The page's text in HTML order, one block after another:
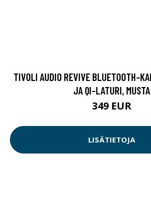
TIVOLI AUDIO REVIVE BLUETOOTH-
JA QI-LATURI, MUSTA
349 EUR
LISÄTIETOJA